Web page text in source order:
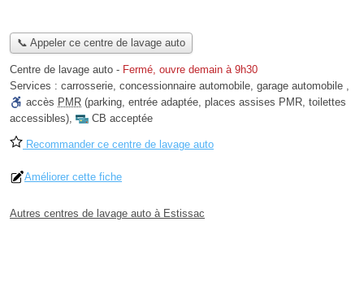
📞 Appeler ce centre de lavage auto
Centre de lavage auto - Fermé, ouvre demain à 9h30
Services : carrosserie, concessionnaire automobile, garage automobile ,
accès PMR (parking, entrée adaptée, places assises PMR, toilettes
accessibles), CB acceptée
Recommander ce centre de lavage auto
Améliorer cette fiche
Autres centres de lavage auto à Estissac